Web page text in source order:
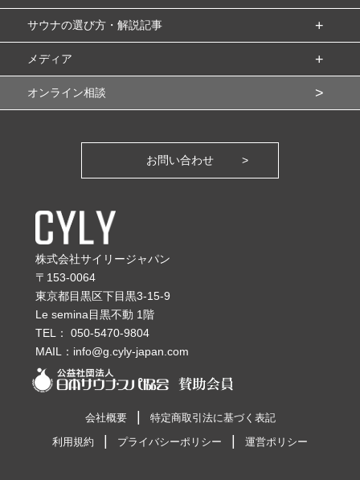
サウナの選び方・解説記事
メディア
オンライン相談
お問い合わせ
株式会社サイリージャパン
〒153-0064
東京都目黒区下目黒3-15-9
Le semina目黒不動 1階
TEL： 050-5470-9804
MAIL： info@g.cyly-japan.com
会社概要
特定商取引法に基づく表記
利用規約
プライバシーポリシー 運営ポリシー